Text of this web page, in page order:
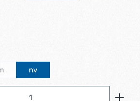
ist zurzeit nicht verfügbar.)
nv
den gewünschten Wert ein